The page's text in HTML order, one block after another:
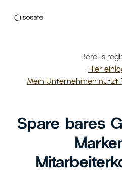
Bereits
Hier
Mein Unternehmen nutzt
Spare bares